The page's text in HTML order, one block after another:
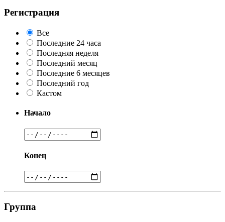
Регистрация
Все
Последние 24 часа
Последняя неделя
Последний месяц
Последние 6 месяцев
Последний год
Кастом
Начало
Конец
Группа